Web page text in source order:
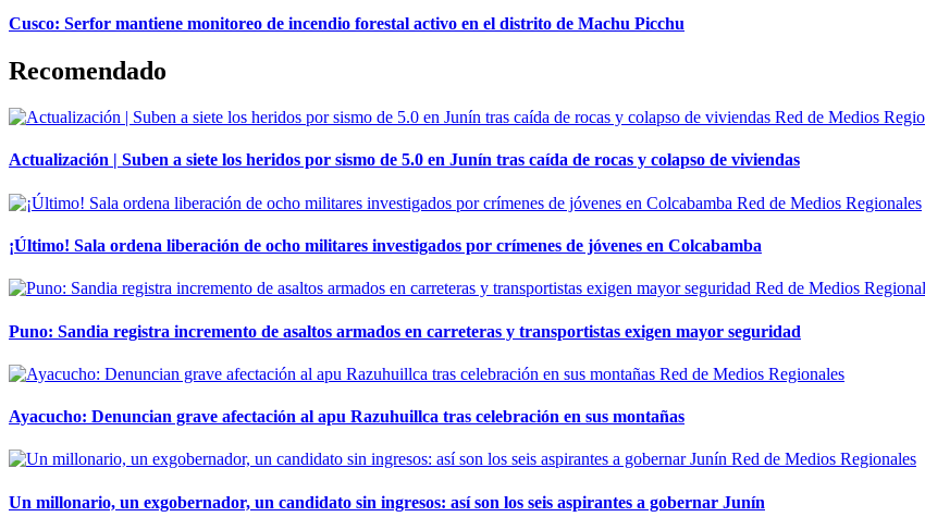
Cusco: Serfor mantiene monitoreo de incendio forestal activo en el distrito de Machu Picchu
Recomendado
Red de Medios
Actualización | Suben a siete los heridos por sismo de 5.0 en Junín tras caída de rocas y colapso de viviendas
Red de Medios Regionales
¡Último! Sala ordena liberación de ocho militares investigados por crímenes de jóvenes en Colcabamba
Red de Medios
Puno: Sandia registra incremento de asaltos armados en carreteras y transportistas exigen mayor seguridad
Red de Medios Regionales
Ayacucho: Denuncian grave afectación al apu Razuhuillca tras celebración en sus montañas
Red de Medios Regionales
Un millonario, un exgobernador, un candidato sin ingresos: así son los seis aspirantes a gobernar Junín